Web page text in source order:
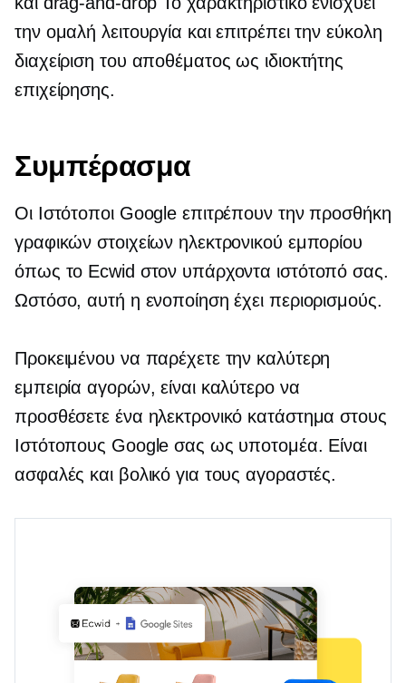
την ομαλή λειτουργία και επιτρέπει την εύκολη
διαχείριση του αποθέματος ως ιδιοκτήτης
επιχείρησης.
Συμπέρασμα
Οι Ιστότοποι Google επιτρέπουν την προσθήκη
γραφικών στοιχείων ηλεκτρονικού εμπορίου
όπως το Ecwid στον υπάρχοντα ιστότοπό σας.
Ωστόσο, αυτή η ενοποίηση έχει περιορισμούς.
Προκειμένου να παρέχετε την καλύτερη
εμπειρία αγορών, είναι καλύτερο να
προσθέσετε ένα ηλεκτρονικό κατάστημα στους
Ιστότοπους Google σας ως υποτομέα. Είναι
ασφαλές και βολικό για τους αγοραστές.